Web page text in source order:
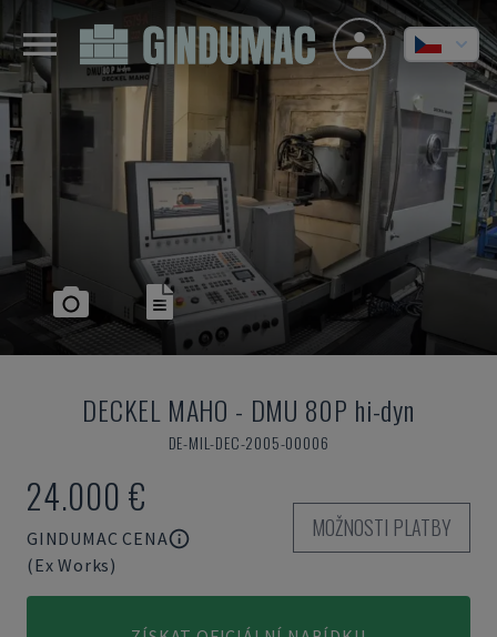
DECKEL MAHO - DMU 80P hi-dyn
DE-MIL-DEC-2005-00006
24.000 €
GINDUMAC CENA
(Ex Works)
MOŽNOSTI PLATBY